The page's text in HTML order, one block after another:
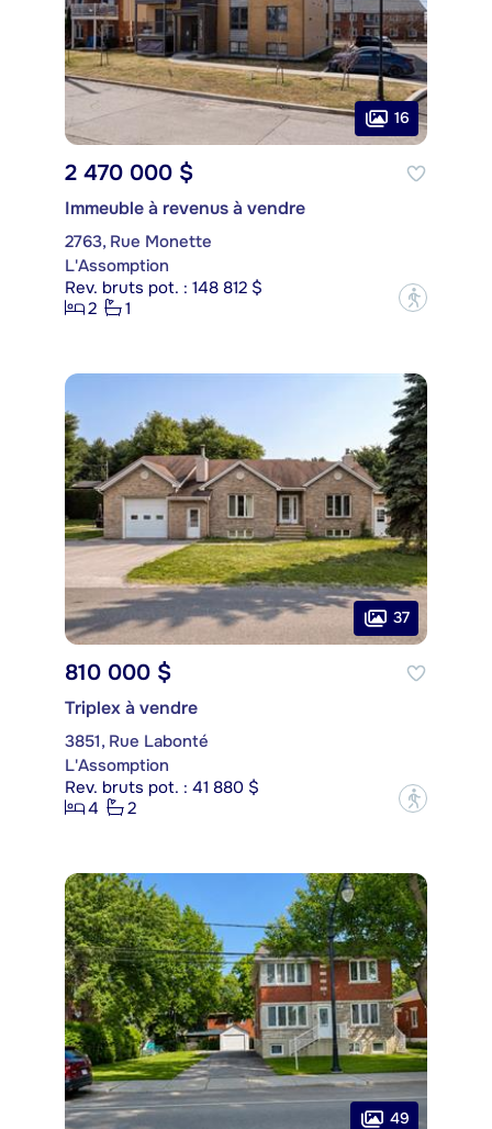
16
2 470 000 $
Immeuble à revenus à vendre
2763, Rue Monette
L'Assomption
Rev. bruts pot. : 148 812 $
2
1 ?
37
810 000 $
Triplex à vendre
3851, Rue Labonté
L'Assomption
Rev. bruts pot. : 41 880 $
4
2 ?
49